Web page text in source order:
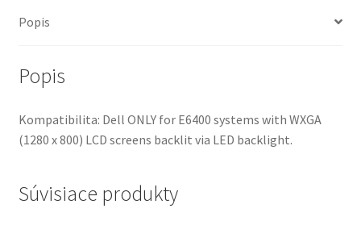
Popis
Popis
Kompatibilita: Dell ONLY for E6400 systems with WXGA
(1280 x 800) LCD screens backlit via LED backlight.
Súvisiace produkty